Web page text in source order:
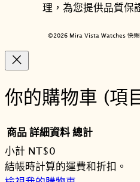
理，為您提供品質保
©2026 Mira Vista Watches 快
你的購物車 (項
購
商品詳細資料總計
小計 NT$0
結帳時計算的運費和折扣。